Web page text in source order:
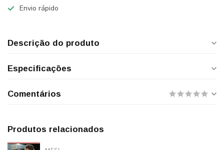
Envio rápido
Descrição do produto
Especificações
Comentários
Produtos relacionados